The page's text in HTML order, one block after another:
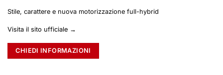
Stile, carattere e nuova motorizzazione full-hybrid
Visita il sito ufficiale →
CHIEDI INFORMAZIONI